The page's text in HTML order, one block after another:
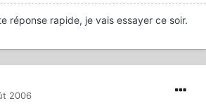
réponse rapide, je vais essayer ce soir.
2006